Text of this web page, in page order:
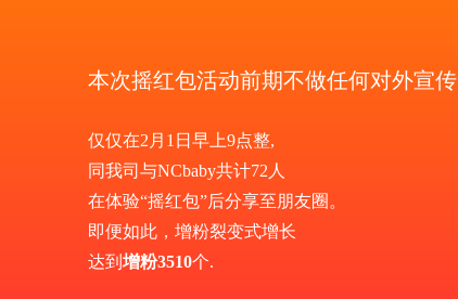
本次摇红包活动前期不做任何对外宣传
仅仅在2月1日早上9点整,
同我司与NCbaby共计72人
在体验“摇红包”后分享至朋友圈。
即便如此，增粉裂变式增长
达到 增粉3510个.